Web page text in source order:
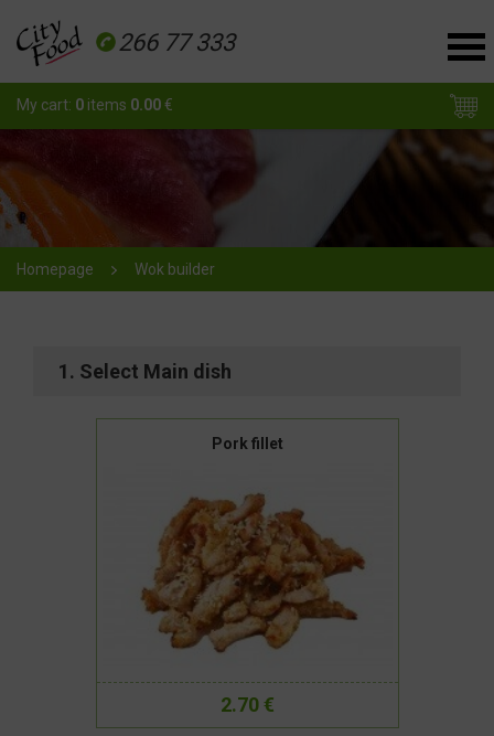
266 77 333
My cart: 0 items 0.00€
Homepage Wok builder
1. Select Main dish
Pork fillet
2.70 €